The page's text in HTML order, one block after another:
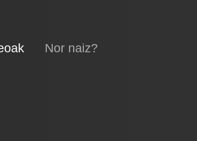
(current)
Nor naiz?